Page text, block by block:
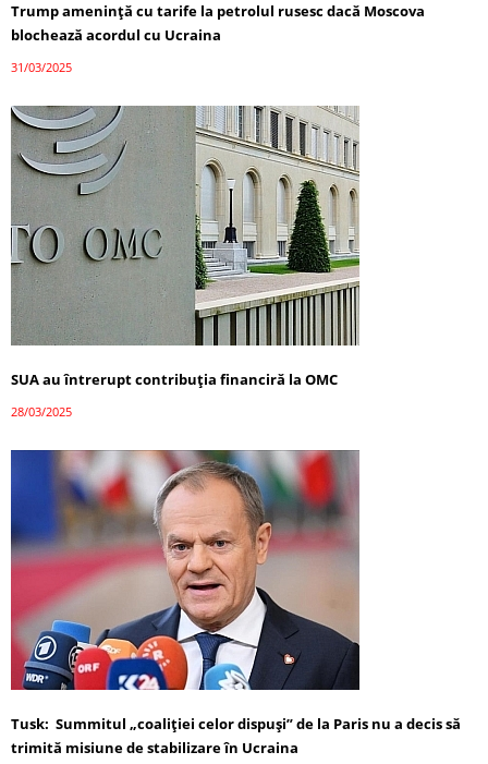
Trump amenință cu tarife la petrolul rusesc dacă Moscova
blochează acordul cu Ucraina
31/03/2025
SUA au întrerupt contribuția financiră la OMC
28/03/2025
Tusk: Summitul „coaliției celor dispuși” de la Paris nu a decis să
trimită misiune de stabilizare în Ucraina